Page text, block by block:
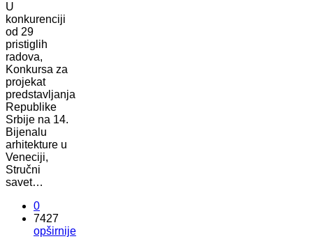
U
konkurenciji
od 29
pristiglih
radova,
Konkursa za
projekat
predstavljanja
Republike
Srbije na 14.
Bijenalu
arhitekture u
Veneciji,
Stručni
savet…
0
7427
opširnije